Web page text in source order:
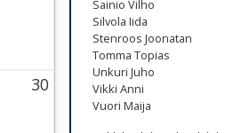
Thursday
30
August 2026 Thursday
Sainio Vilho
Silvola Iida
Stenroos Joonatan
Tomma Topias
Unkuri Juho
Vikki Anni
Vuori Maija